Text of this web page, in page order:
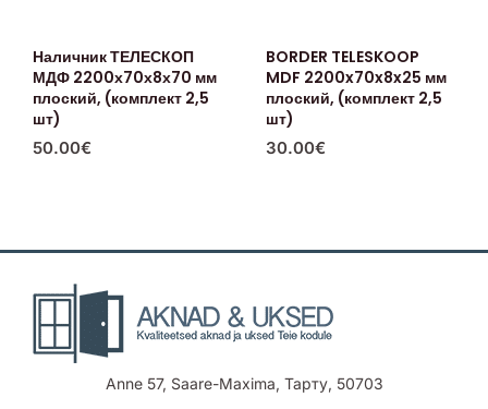
Наличник ТЕЛЕСКОП
МДФ 2200х70х8х70 мм
плоский, (комплект 2,5
шт)
50.00€
BORDER TELESKOOP
MDF 2200x70x8x25 мм
плоский, (комплект 2,5
шт)
30.00€
Anne 57, Saare-Maxima, Тарту, 50703